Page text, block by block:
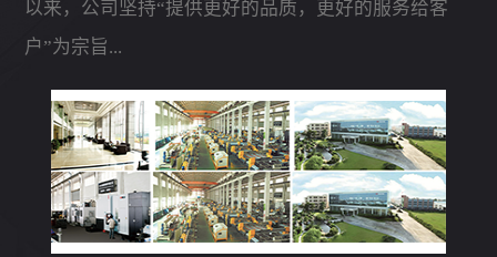
以来，公司坚持“提供更好的品质，更好的服务给客
户”为宗旨...